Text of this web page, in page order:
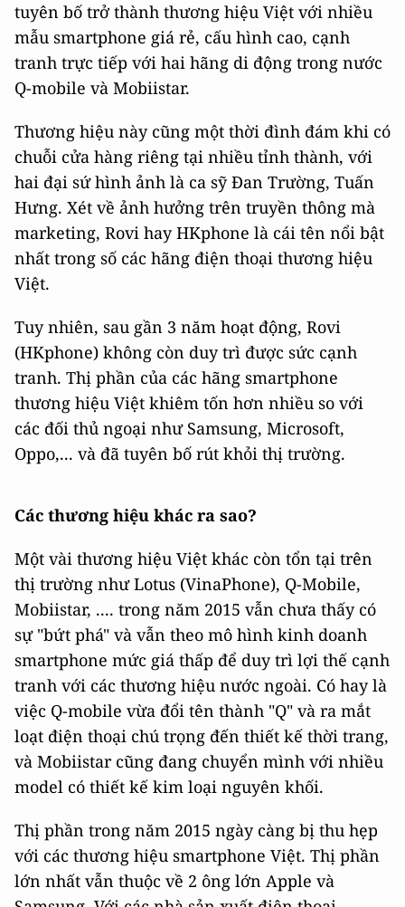
tuyên bố trở thành thương hiệu Việt với nhiều
mẫu smartphone giá rẻ, cấu hình cao, cạnh
tranh trực tiếp với hai hãng di động trong nước
Q-mobile và Mobiistar.
Thương hiệu này cũng một thời đình đám khi có
chuỗi cửa hàng riêng tại nhiều tỉnh thành, với
hai đại sứ hình ảnh là ca sỹ Đan Trường, Tuấn
Hưng. Xét về ảnh hưởng trên truyền thông mà
marketing, Rovi hay HKphone là cái tên nổi bật
nhất trong số các hãng điện thoại thương hiệu
Việt.
Tuy nhiên, sau gần 3 năm hoạt động, Rovi
(HKphone) không còn duy trì được sức cạnh
tranh. Thị phần của các hãng smartphone
thương hiệu Việt khiêm tốn hơn nhiều so với
các đối thủ ngoại như Samsung, Microsoft,
Oppo,... và đã tuyên bố rút khỏi thị trường.
Các thương hiệu khác ra sao?
Một vài thương hiệu Việt khác còn tổn tại trên
thị trường như Lotus (VinaPhone), Q-Mobile,
Mobiistar, .... trong năm 2015 vẫn chưa thấy có
sự "bứt phá" và vẫn theo mô hình kinh doanh
smartphone mức giá thấp để duy trì lợi thế cạnh
tranh với các thương hiệu nước ngoài. Có hay là
việc Q-mobile vừa đổi tên thành "Q" và ra mắt
loạt điện thoại chú trọng đến thiết kế thời trang,
và Mobiistar cũng đang chuyển mình với nhiều
model có thiết kế kim loại nguyên khối.
Thị phần trong năm 2015 ngày càng bị thu hẹp
với các thương hiệu smartphone Việt. Thị phần
lớn nhất vẫn thuộc về 2 ông lớn Apple và